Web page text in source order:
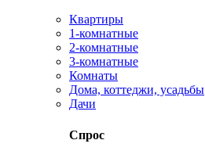
Квартиры
1-комнатные
2-комнатные
3-комнатные
Комнаты
Дома, коттеджи, усадьбы
Дачи
Спрос